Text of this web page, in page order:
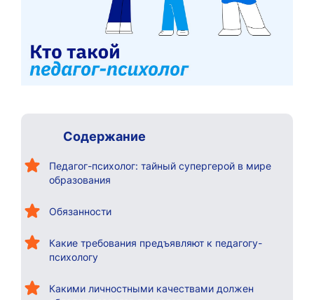
Содержание
Педагог-психолог: тайный супергерой в мире
образования
Обязанности
Какие требования предъявляют к педагогу-
психологу
Какими личностными качествами должен